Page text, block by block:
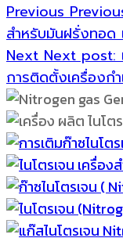
Previous
สำหรับมันฝรั่งทอด
Next Next post:
การติดตั้งเครื่องกำ